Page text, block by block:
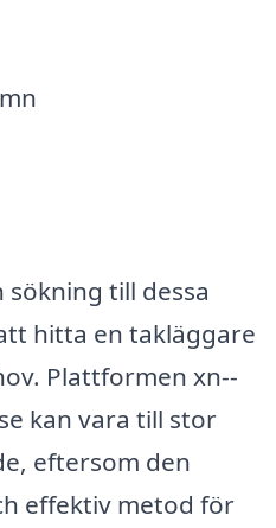
till dessa
hitta en takläggare
Plattformen xn--
kan vara till stor
eftersom den
effektiv metod för